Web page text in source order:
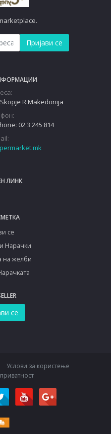
Пријави се
R.Makedonija
02 3 245 814
ЛИНК
се
Нарачки
на желби
се
Услови за користење